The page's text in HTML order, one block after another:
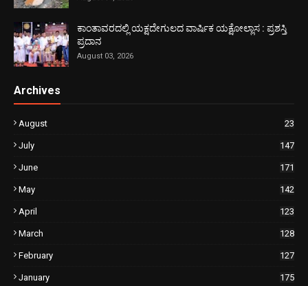
ಕಾಂತಾವರದಲ್ಲಿ ಯಕ್ಷದೇಗುಲದ ವಾರ್ಷಿಕ ಯಕ್ಷೋಲ್ಲಾಸ : ಪ್ರಶಸ್ತಿ
ಪ್ರದಾನ
August 03, 2026
Archives
August 23
July 147
June 171
May 142
April 123
March 128
February 127
January 175